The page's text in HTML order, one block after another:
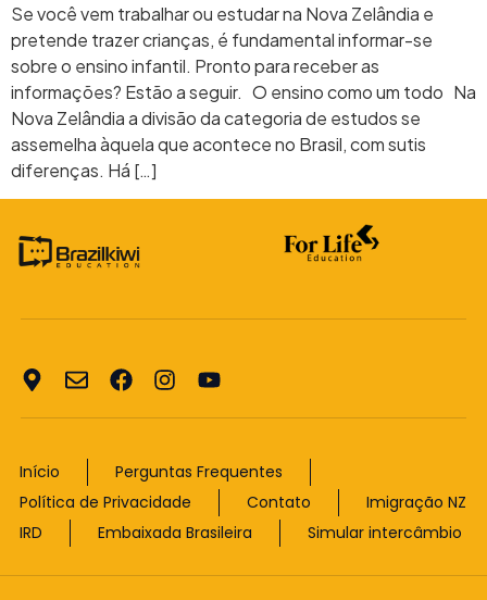
Se você vem trabalhar ou estudar na Nova Zelândia e
pretende trazer crianças, é fundamental informar-se
sobre o ensino infantil. Pronto para receber as
informações? Estão a seguir. O ensino como um todo Na
Nova Zelândia a divisão da categoria de estudos se
assemelha àquela que acontece no Brasil, com sutis
diferenças. Há […]
Início
Perguntas Frequentes
Política de Privacidade
Contato
Imigração NZ
IRD
Embaixada Brasileira Simular intercâmbio